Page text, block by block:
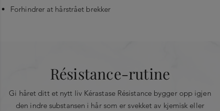
Forhindrer at hårstrået brekker
Kompenserer for manglende KAP og aktiverer nydannelsen
av disse.
SP 94.
Résistance-rutine
Gi håret ditt et nytt liv Kérastase Résistance bygger opp igjen
den indre substansen i hår som er svekket av kjemisk eller